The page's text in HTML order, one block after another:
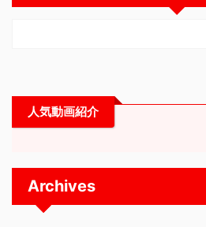
人気動画紹介
Archives